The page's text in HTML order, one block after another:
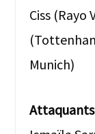
Ciss (Rayo
Munich)
Attaquants